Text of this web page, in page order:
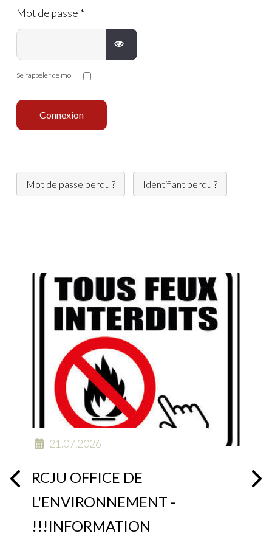
Mot de passe *
AFFICHER LE MOT DE PASSE
Se rappeler de moi
Connexion
Mot de passe perdu ? Identifiant perdu ?
21.07.2026
RCJU OFFICE DE
L'ENVIRONNEMENT -
!!!INFORMATION